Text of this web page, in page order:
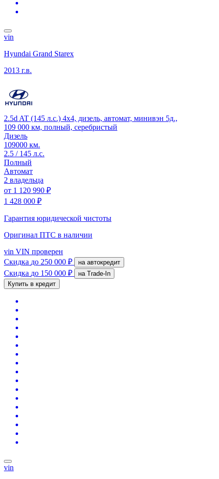
vin
Hyundai Grand Starex
2013 г.в.
2.5d AT (145 л.с.) 4x4, дизель, автомат, минивэн 5д.,
109 000 км, полный, серебристый
Дизель
109000 км.
2.5 / 145 л.с.
Полный
Автомат
2 владельца
от 1 120 990 ₽
1 428 000 ₽
Гарантия юридической чистоты
Оригинал ПТС в наличии
vin VIN проверен
Скидка до 250 000 ₽ на автокредит
Скидка до 150 000 ₽
на Trade-In
Купить в кредит
vin